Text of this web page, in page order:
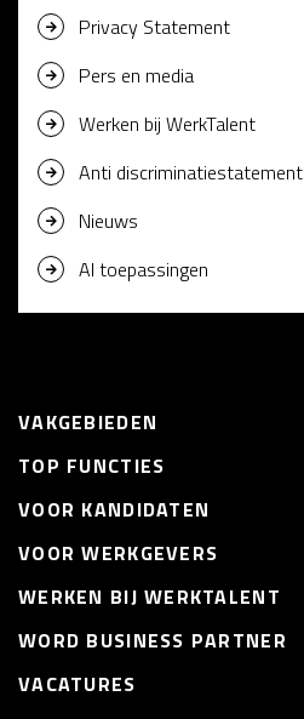
Privacy Statement
Pers en media
Werken bij WerkTalent
Anti discriminatiestatement
Nieuws
AI toepassingen
VAKGEBIEDEN
TOP FUNCTIES
VOOR KANDIDATEN
VOOR WERKGEVERS
WERKEN BIJ WERKTALENT
WORD BUSINESS PARTNER
VACATURES